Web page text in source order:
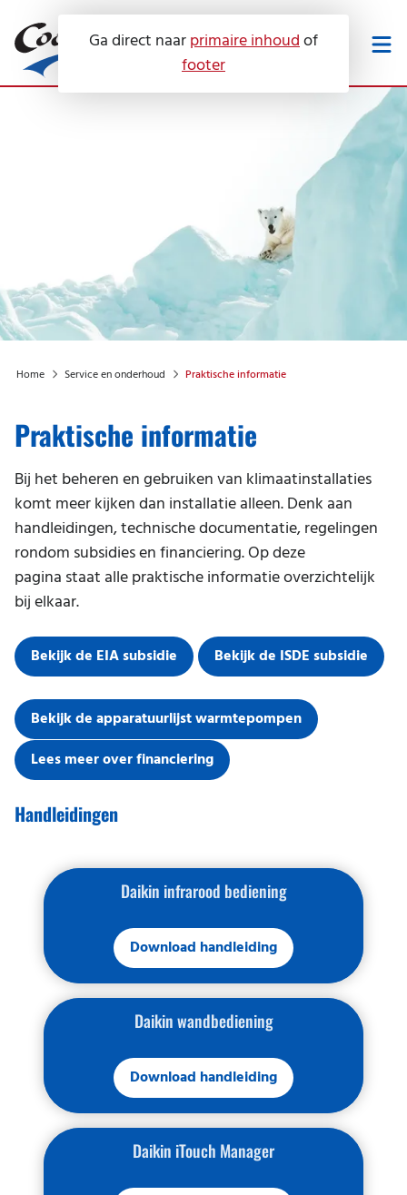
Ga direct naarprimaire inhoudof
footer
Onze diensten
Airconditioning
Luchtbehandeling
Warmtepompen
Zonne-energie
Service en onderhoud
Servicecontracten
Keuringen
Advies
Praktische informatie
Voor wie?
Kantoor
Praktijk
Restaurant
Salon
Serverruimte
Sportschool
Thuiskantoor
Winkel
Over ons
Werken bij
Duurzaamheid en milieu
Home Service en onderhoud Praktische informatie
Praktische informatie
Bij het beheren en gebruiken van klimaatinstallaties
komt meer kijken dan installatie alleen. Denk aan
handleidingen, technische documentatie, regelingen
rondom subsidies en financiering. Op deze
pagina staat alle praktische informatie overzichtelijk
bij elkaar.
Bekijk de EIA subsidie Bekijk de ISDE subsidie
Bekijk de apparatuurlijst warmtepompen
Lees meer over financiering
Handleidingen
Daikin infrarood bediening
Download handleiding
Daikin wandbediening
Download handleiding
Daikin iTouch Manager